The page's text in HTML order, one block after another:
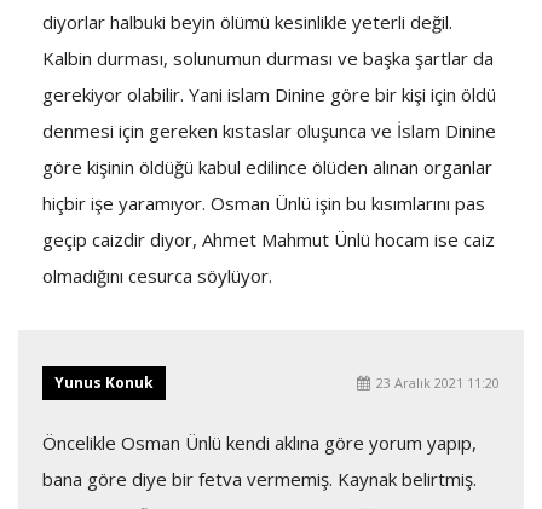
diyorlar halbuki beyin ölümü kesinlikle yeterli değil.
Kalbin durması, solunumun durması ve başka şartlar da
gerekiyor olabilir. Yani islam Dinine göre bir kişi için öldü
denmesi için gereken kıstaslar oluşunca ve İslam Dinine
göre kişinin öldüğü kabul edilince ölüden alınan organlar
hiçbir işe yaramıyor. Osman Ünlü işin bu kısımlarını pas
geçip caizdir diyor, Ahmet Mahmut Ünlü hocam ise caiz
olmadığını cesurca söylüyor.
Yunus Konuk 23 Aralık 2021 11:20
Öncelikle Osman Ünlü kendi aklına göre yorum yapıp,
bana göre diye bir fetva vermemiş. Kaynak belirtmiş.